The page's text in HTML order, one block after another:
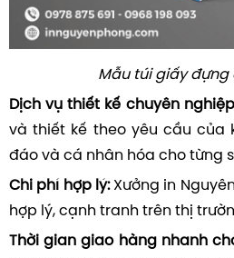
Mẫu túi giấy đựng
Dịch vụ thiết kế chuyên
và thiết kế theo yêu cầu của
đáo và cá nhân hóa cho từng
Chi phí hợp lý: Xưởng in
hợp lý, cạnh tranh trên thị
Thời gian giao hàng nhanh